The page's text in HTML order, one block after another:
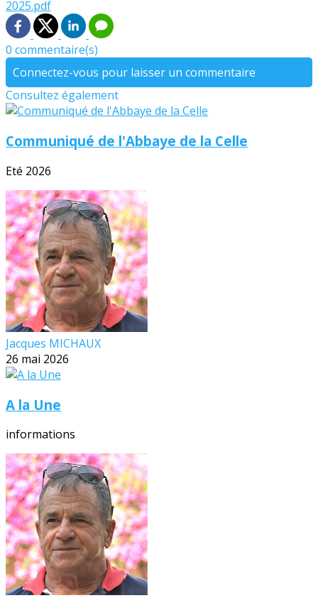
2025.pdf
0 commentaire(s)
Connectez-vous pour laisser un commentaire
Consultez également
Communiqué de l'Abbaye de la Celle
Eté 2026
Jacques MICHAUX
26 mai 2026
A la Une
informations